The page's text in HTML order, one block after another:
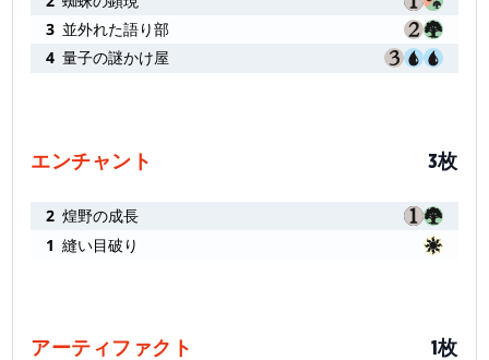
3 並外れた語り部
4 量子の謎かけ屋
エンチャント 3枚
2 煌野の成長
1 縫い目破り
アーティファクト 1枚